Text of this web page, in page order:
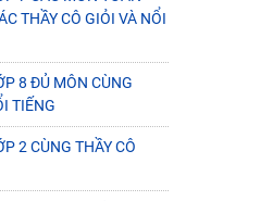
THẦY CÔ GIỎI VÀ NỔI
8 ĐỦ MÔN CÙNG
TIẾNG
2 CÙNG THẦY CÔ